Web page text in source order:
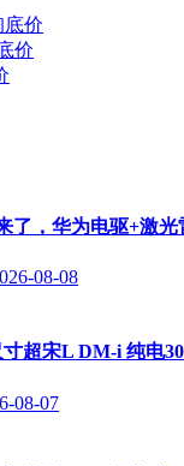
底价
价
了，华为电驱+激光
08-08
超宋L DM-i 纯电
08-07